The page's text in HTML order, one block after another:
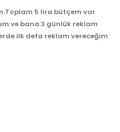
5 lira bütçem var
ve bana 3 günlük reklam
ilk defa reklam vereceğim